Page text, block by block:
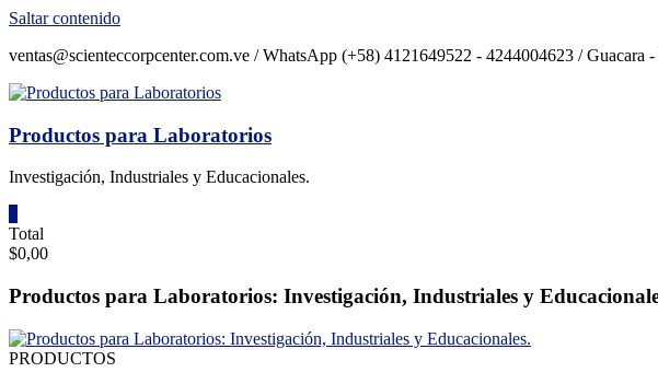
Saltar contenido
ventas@scienteccorpcenter.com.ve / WhatsApp (+58) 4121649522 - 4244004623 /
Productos para Laboratorios
Investigación, Industriales y Educacionales.
Total
$0,00
Productos para Laboratorios: Investigación, Industriales y
PRODUCTOS